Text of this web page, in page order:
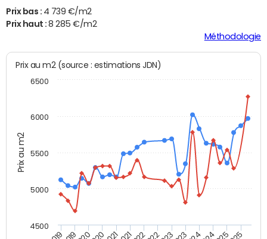
Prix bas : 4 739 €/m2
Prix haut :8 285 €/m2
Méthodologie
Prix au m2
Prix au m2 (source : estimations JDN)
4500
5000
5500
6000
6500